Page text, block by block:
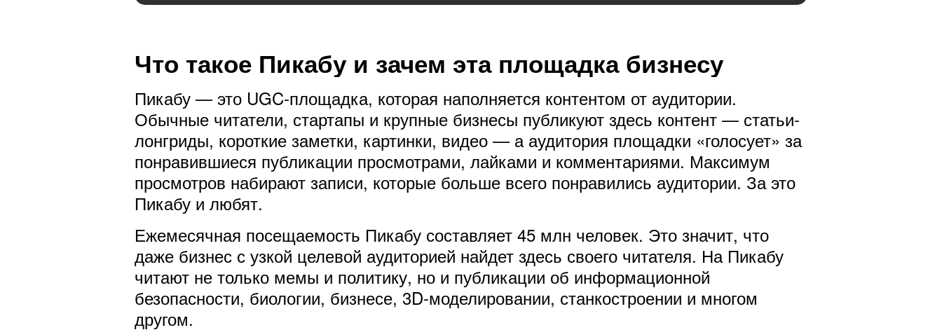
Что такое Пикабу и зачем эта площадка бизнесу
Пикабу — это UGC-площадка, которая наполняется контентом от аудитории.
Обычные читатели, стартапы и крупные бизнесы публикуют здесь контент — статьи-
лонгриды, короткие заметки, картинки, видео — а аудитория площадки «голосует» за
понравившиеся публикации просмотрами, лайками и комментариями. Максимум
просмотров набирают записи, которые больше всего понравились аудитории. За это
Пикабу и любят.
Ежемесячная посещаемость Пикабу составляет 45 млн человек. Это значит, что
даже бизнес с узкой целевой аудиторией найдет здесь своего читателя. На Пикабу
читают не только мемы и политику, но и публикации об информационной
безопасности, биологии, бизнесе, 3D-моделировании, станкостроении и многом
другом.